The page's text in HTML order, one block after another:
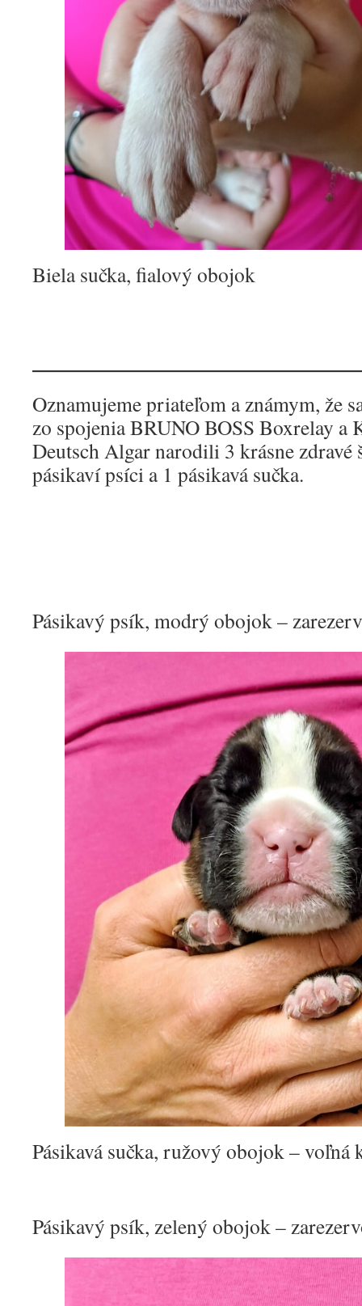
Biela sučka, fialový obojok
Oznamujeme priateľom a známym, že
zo spojenia BRUNO BOSS Boxrelay
Deutsch Algar narodili 3 krásne zdravé
pásikaví psíci a 1 pásikavá sučka.
Pásikavý psík, modrý obojok –
Pásikavá sučka, ružový obojok – voľná
Pásikavý psík, zelený obojok –